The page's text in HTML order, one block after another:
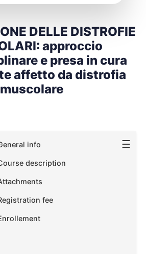
DELLE DISTROFIE
approccio
e presa in cura
affetto da distrofia
muscolare
☰
info
description
fee